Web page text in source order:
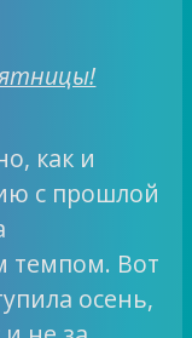
как и
с прошлой
темпом. Вот
осень,